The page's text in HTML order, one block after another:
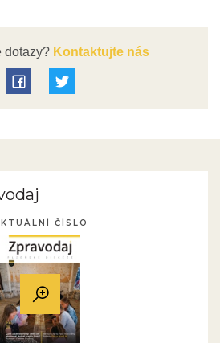
dotazy?Kontaktujte nás
ČÍSLO